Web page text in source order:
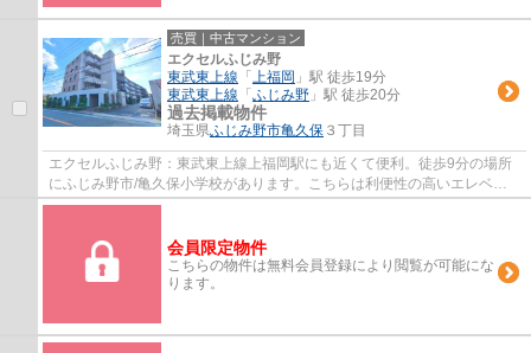
売買｜中古マンション
エクセルふじみ野
東武東上線 「 上福岡 」駅 徒歩19分
東武東上線 「 ふじみ野 」駅 徒歩20分
過去掲載物件
埼玉県ふじみ野市亀久保 ３丁目
エクセルふじみ野：東武東上線上福岡駅にも近くて便利。徒歩9分の場所
にふじみ野市/亀久保小学校があります。こちらは利便性の高いエレベー
ター付きの物件です。外観タイル張りなら、...
会員限定物件
こちらの物件は無料会員登録により閲覧が可能にな
ります。